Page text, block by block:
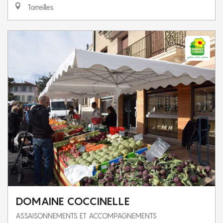
Torreilles
DOMAINE COCCINELLE
ASSAISONNEMENTS ET ACCOMPAGNEMENTS